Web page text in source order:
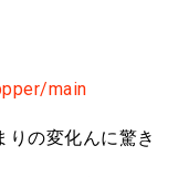
main
りの変化んに驚き